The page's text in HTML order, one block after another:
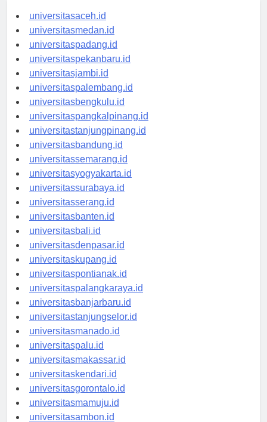
universitasaceh.id
universitasmedan.id
universitaspadang.id
universitaspekanbaru.id
universitasjambi.id
universitaspalembang.id
universitasbengkulu.id
universitaspangkalpinang.id
universitastanjungpinang.id
universitasbandung.id
universitassemarang.id
universitasyogyakarta.id
universitassurabaya.id
universitasserang.id
universitasbanten.id
universitasbali.id
universitasdenpasar.id
universitaskupang.id
universitaspontianak.id
universitaspalangkaraya.id
universitasbanjarbaru.id
universitastanjungselor.id
universitasmanado.id
universitaspalu.id
universitasmakassar.id
universitaskendari.id
universitasgorontalo.id
universitasmamuju.id